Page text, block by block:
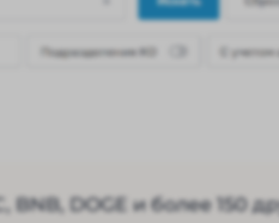
DOGE и более 150